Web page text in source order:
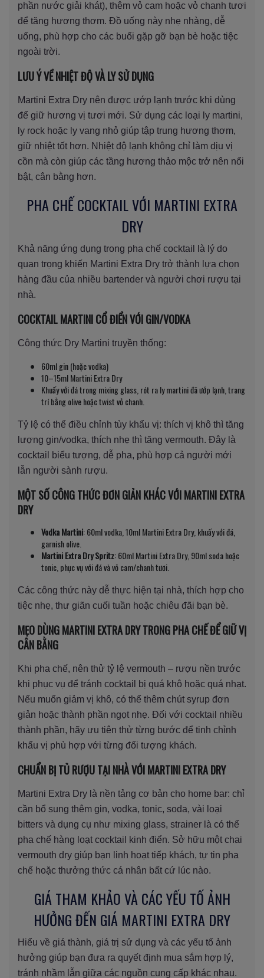
phần nước giải khát), thêm vỏ cam hoặc vỏ chanh tươi
để tăng hương thơm. Đồ uống này nhẹ nhàng, dễ
uống, phù hợp cho các buổi gặp gỡ bạn bè hoặc tiệc
ngoài trời.
LƯU Ý VỀ NHIỆT ĐỘ VÀ LY SỬ DỤNG
Martini Extra Dry nên được ướp lạnh trước khi dùng
để giữ hương vị tươi mới. Sử dụng các loại ly martini,
ly rock hoặc ly vang nhỏ giúp tập trung hương thơm,
giữ nhiệt tốt hơn. Nhiệt độ lạnh không chỉ làm dịu vị
cồn mà còn giúp các tầng hương thảo mộc trở nên nổi
bật, cân bằng hơn.
PHA CHẾ COCKTAIL VỚI MARTINI EXTRA
DRY
Khả năng ứng dụng trong pha chế cocktail là lý do
quan trọng khiến Martini Extra Dry trở thành lựa chọn
hàng đầu của nhiều bartender và người chơi rượu tại
nhà.
COCKTAIL MARTINI CỔ ĐIỂN VỚI GIN/VODKA
Công thức Dry Martini truyền thống:
60ml gin (hoặc vodka)
10–15ml Martini Extra Dry
Khuấy với đá trong mixing glass, rót ra ly martini đã ướp lạnh, trang
trí bằng olive hoặc twist vỏ chanh.
Tỷ lệ có thể điều chỉnh tùy khẩu vị: thích vị khô thì tăng
lượng gin/vodka, thích nhẹ thì tăng vermouth. Đây là
cocktail biểu tượng, dễ pha, phù hợp cả người mới
lẫn người sành rượu.
MỘT SỐ CÔNG THỨC ĐƠN GIẢN KHÁC VỚI MARTINI EXTRA
DRY
Vodka Martini: 60ml vodka, 10ml Martini Extra Dry, khuấy với đá,
garnish olive.
Martini Extra Dry Spritz: 60ml Martini Extra Dry, 90ml soda hoặc
tonic, phục vụ với đá và vỏ cam/chanh tươi.
Các công thức này dễ thực hiện tại nhà, thích hợp cho
tiệc nhẹ, thư giãn cuối tuần hoặc chiêu đãi bạn bè.
MẸO DÙNG MARTINI EXTRA DRY TRONG PHA CHẾ ĐỂ GIỮ VỊ
CÂN BẰNG
Khi pha chế, nên thử tỷ lệ vermouth – rượu nền trước
khi phục vụ để tránh cocktail bị quá khô hoặc quá nhạt.
Nếu muốn giảm vị khô, có thể thêm chút syrup đơn
giản hoặc thành phần ngọt nhẹ. Đối với cocktail nhiều
thành phần, hãy ưu tiên thử từng bước để tinh chỉnh
khẩu vị phù hợp với từng đối tượng khách.
CHUẨN BỊ TỦ RƯỢU TẠI NHÀ VỚI MARTINI EXTRA DRY
Martini Extra Dry là nền tảng cơ bản cho home bar: chỉ
cần bổ sung thêm gin, vodka, tonic, soda, vài loại
bitters và dụng cụ như mixing glass, strainer là có thể
pha chế hàng loạt cocktail kinh điển. Sở hữu một chai
vermouth dry giúp bạn linh hoạt tiếp khách, tự tin pha
chế hoặc thưởng thức cá nhân bất cứ lúc nào.
GIÁ THAM KHẢO VÀ CÁC YẾU TỐ ẢNH
HƯỞNG ĐẾN GIÁ MARTINI EXTRA DRY
Hiểu về giá thành, giá trị sử dụng và các yếu tố ảnh
hưởng giúp bạn đưa ra quyết định mua sắm hợp lý,
tránh nhầm lẫn giữa các nguồn cung cấp khác nhau.